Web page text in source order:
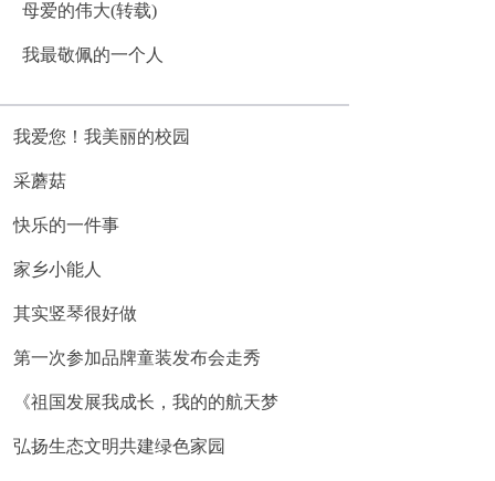
母爱的伟大(转载)
我最敬佩的一个人
我爱您！我美丽的校园
采蘑菇
快乐的一件事
家乡小能人
其实竖琴很好做
第一次参加品牌童装发布会走秀
《祖国发展我成长，我的的航天梦
弘扬生态文明共建绿色家园